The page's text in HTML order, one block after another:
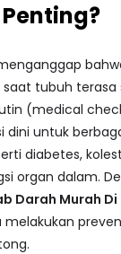
tubuh terasa
(medical
dini untuk
diabetes,
organ dalam.
Darah Murah
melakukan